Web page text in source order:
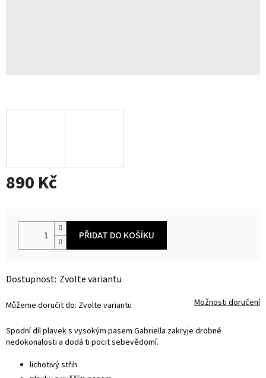
890 Kč
Zvolte variantu
Můžeme doručit do: Zvolte variantu Možnosti doručení
PŘIDAT DO KOŠÍKU
Spodní díl plavek s vysokým pasem Gabriella zakryje drobné
nedokonalosti a dodá ti pocit sebevědomí.
lichotivý střih